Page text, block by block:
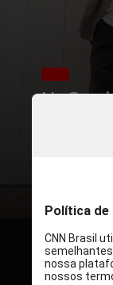
Na
família
buscam
a